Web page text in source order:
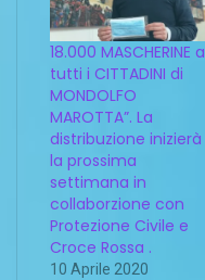
18.000 MASCHERINE a
tutti i CITTADINI di
MONDOLFO
MAROTTA”. La
distribuzione inizierà
la prossima
settimana in
collaborzione con
Protezione Civile e
Croce Rossa .
10 Aprile 2020